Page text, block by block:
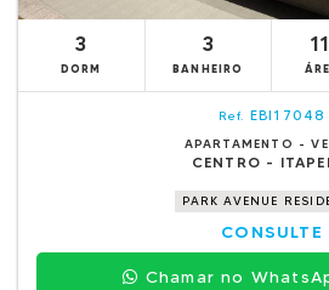
3
DORM
3
BANHEIRO
Ref. EBI17048
APARTAMENTO -
CENTRO -
PARK AVENUE
CONSULTE
Chamar no